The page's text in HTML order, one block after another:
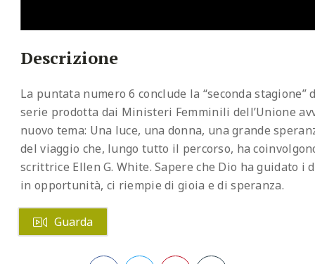
Descrizione
La puntata numero 6 conclude la “seconda
serie prodotta dai Ministeri Femminili dell’Unione
nuovo tema: Una luce, una donna, una grande
del viaggio che, lungo tutto il percorso, ha
scrittrice Ellen G. White. Sapere che Dio ha guidato
in opportunità, ci riempie di gioia e di speranza.
Guarda